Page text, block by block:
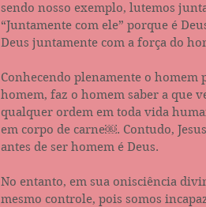
sendo nosso exemplo, lutemos
“Juntamente com ele” porque é
Deus juntamente com a força do
Conhecendo plenamente o homem
homem, faz o homem saber a que
qualquer ordem em toda vida
em corpo de carne￼. Contudo,
antes de ser homem é Deus.
No entanto, em sua onisciência
mesmo controle, pois somos